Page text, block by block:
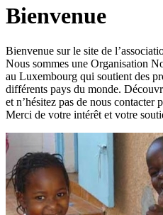
Bienvenue
Bienvenue sur le site de
Nous sommes une Organisation
au Luxembourg qui soutient des
différents pays du monde.
et n’hésitez pas de nous
Merci de votre intérêt et votre